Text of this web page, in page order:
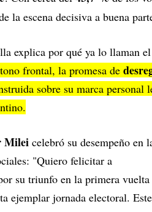
la escena decisiva a buena
explica por qué ya lo llaman el
frontal, la promesa de
sobre su marca personal
Milei celebró su desempeño en
"Quiero felicitar a
su triunfo en la primera vuelta
ejemplar jornada electoral.